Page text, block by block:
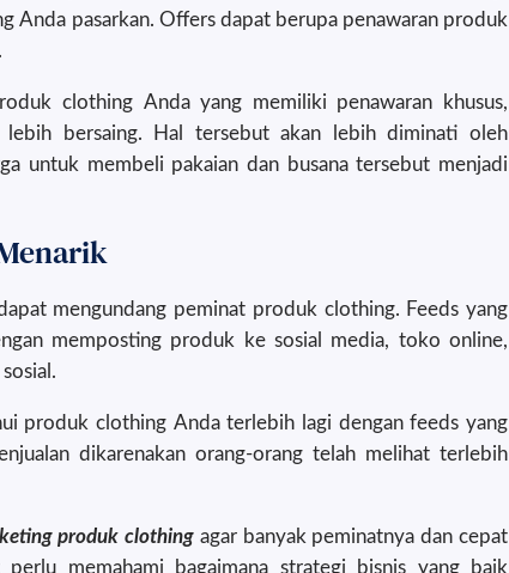
Anda pasarkan. Offers dapat berupa penawaran produk
clothing Anda yang memiliki penawaran khusus,
lebih bersaing. Hal tersebut akan lebih diminati oleh
untuk membeli pakaian dan busana tersebut menjadi
mengundang peminat produk clothing. Feeds yang
memposting produk ke sosial media, toko online,
produk clothing Anda terlebih lagi dengan feeds yang
dikarenakan orang-orang telah melihat terlebih
produk clothing agar banyak peminatnya dan cepat
memahami bagaimana strategi bisnis yang baik